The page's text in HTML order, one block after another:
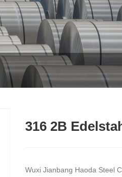
316 2B
Wuxi Jianbang Haoda Steel